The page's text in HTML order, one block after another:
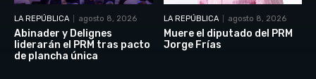
LA REPÚBLICA agosto 8, 2026
Abinader y Delignes
liderarán el PRM tras pacto
de plancha única
LA REPÚBLICA agosto 8, 2026
Muere el diputado del PRM
Jorge Frías